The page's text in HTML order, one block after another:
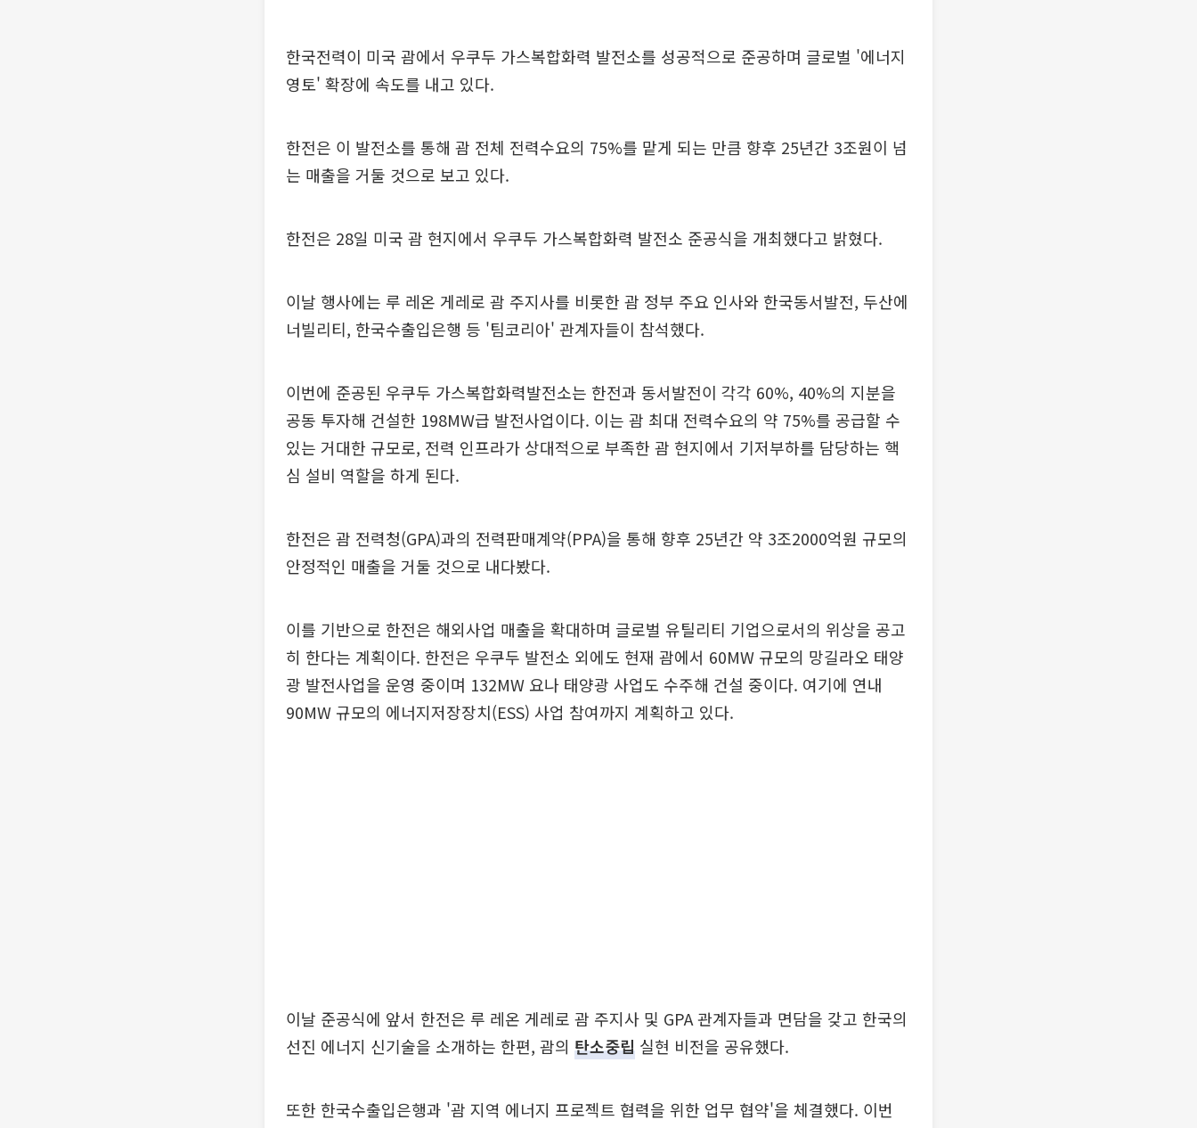
한국전력이 미국 괌에서 우쿠두 가스복합화력 발전소를 성공적으로 준공하며 글로벌 '에너지
영토' 확장에 속도를 내고 있다.
한전은 이 발전소를 통해 괌 전체 전력수요의 75%를 맡게 되는 만큼 향후 25년간 3조원이 넘
는 매출을 거둘 것으로 보고 있다.
한전은 28일 미국 괌 현지에서 우쿠두 가스복합화력 발전소 준공식을 개최했다고 밝혔다.
이날 행사에는 루 레온 게레로 괌 주지사를 비롯한 괌 정부 주요 인사와 한국동서발전, 두산에
너빌리티, 한국수출입은행 등 '팀코리아' 관계자들이 참석했다.
이번에 준공된 우쿠두 가스복합화력발전소는 한전과 동서발전이 각각 60%, 40%의 지분을
공동 투자해 건설한 198MW급 발전사업이다. 이는 괌 최대 전력수요의 약 75%를 공급할 수
있는 거대한 규모로, 전력 인프라가 상대적으로 부족한 괌 현지에서 기저부하를 담당하는 핵
심 설비 역할을 하게 된다.
한전은 괌 전력청(GPA)과의 전력판매계약(PPA)을 통해 향후 25년간 약 3조2000억원 규모의
안정적인 매출을 거둘 것으로 내다봤다.
이를 기반으로 한전은 해외사업 매출을 확대하며 글로벌 유틸리티 기업으로서의 위상을 공고
히 한다는 계획이다. 한전은 우쿠두 발전소 외에도 현재 괌에서 60MW 규모의 망길라오 태양
광 발전사업을 운영 중이며 132MW 요나 태양광 사업도 수주해 건설 중이다. 여기에 연내
90MW 규모의 에너지저장장치(ESS) 사업 참여까지 계획하고 있다.
이날 준공식에 앞서 한전은 루 레온 게레로 괌 주지사 및 GPA 관계자들과 면담을 갖고 한국의
선진 에너지 신기술을 소개하는 한편, 괌의 탄소중립 실현 비전을 공유했다.
또한 한국수출입은행과 '괌 지역 에너지 프로젝트 협력을 위한 업무 협약'을 체결했다. 이번